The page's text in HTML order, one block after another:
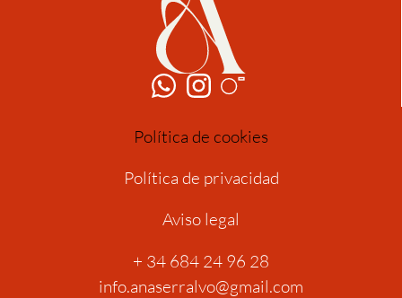
Política de cookies
Política de privacidad
Aviso legal
+ 34 684 24 96 28
info.anaserralvo@gmail.com